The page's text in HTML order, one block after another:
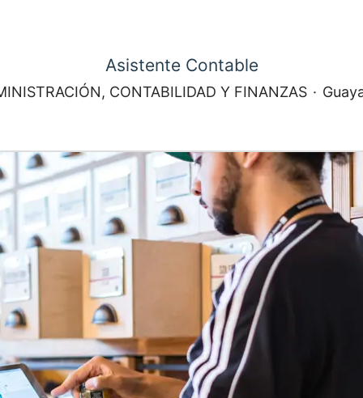
Asistente Contable
CONTABILIDAD Y FINANZAS ·